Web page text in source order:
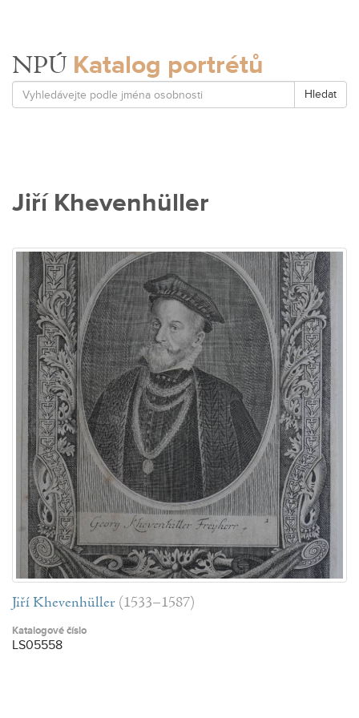
NPÚ Katalog portrétů
Hledat
Jiří Khevenhüller
Jiří Khevenhüller (1533–1587)
Katalogové číslo
LS05558